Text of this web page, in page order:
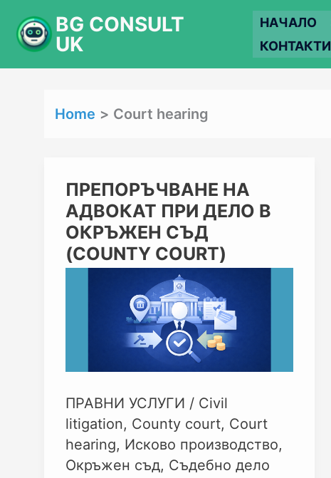
content
BG CONSULT
UK
НАЧАЛО
КОНТАКТИ
Home Court hearing
ПРЕПОРЪЧВАНЕ НА
АДВОКАТ ПРИ ДЕЛО В
ОКРЪЖЕН СЪД
(COUNTY COURT)
ПРАВНИ УСЛУГИ / Civil
litigation, County court, Court
hearing, Исково производство,
Окръжен съд, Съдебно дело
ПРЕПОРЪЧВАНЕ
НА
АДВОКАТ
ПРИ
ДЕЛО
В
ОКРЪЖЕН
(COUNTY
COURT)